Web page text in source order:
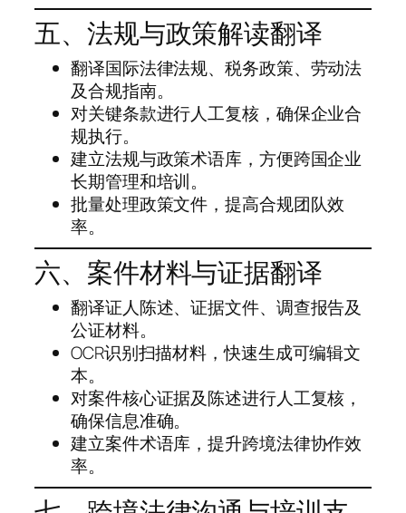
五、法规与政策解读翻译
翻译国际法律法规、税务政策、劳动法
及合规指南。
对关键条款进行人工复核，确保企业合
规执行。
建立法规与政策术语库，方便跨国企业
长期管理和培训。
批量处理政策文件，提高合规团队效
率。
六、案件材料与证据翻译
翻译证人陈述、证据文件、调查报告及
公证材料。
OCR识别扫描材料，快速生成可编辑文
本。
对案件核心证据及陈述进行人工复核，
确保信息准确。
建立案件术语库，提升跨境法律协作效
率。